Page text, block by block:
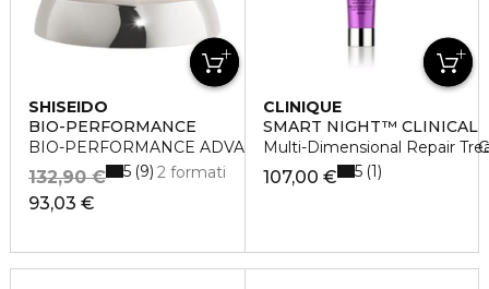
SHISEIDO
BIO-PERFORMANCE
BIO-PERFORMANCE ADVANCED SUPER REVITALIZING
93,03 €
132,90 € 2 formati
5 9
CLINIQUE
SMART NIGHT™ CLINICAL
Multi-Dimensional Repair
107,00 € 5 1